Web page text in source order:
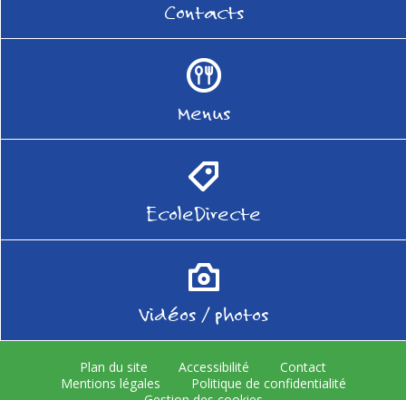
Contacts
Menus
EcoleDirecte
Vidéos / photos
Plan du site Accessibilité
Contact
Mentions légales
Politique de confidentialité